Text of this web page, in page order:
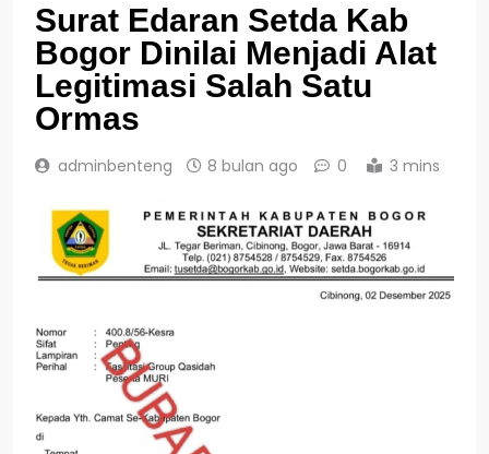
Surat Edaran Setda Kab
Bogor Dinilai Menjadi Alat
Legitimasi Salah Satu
Ormas
adminbenteng 8 bulan ago 0 3 mins